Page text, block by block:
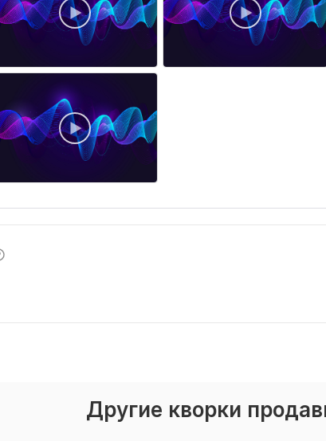
Другие кворки